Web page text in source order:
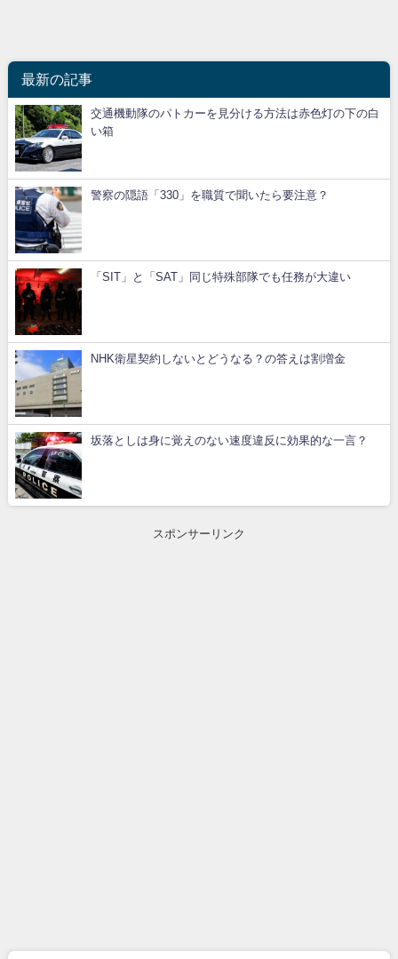
最新の記事
交通機動隊のパトカーを見分ける方法は赤色灯の下の白
い箱
警察の隠語「330」を職質で聞いたら要注意？
「SIT」と「SAT」同じ特殊部隊でも任務が大違い
NHK衛星契約しないとどうなる？の答えは割増金
坂落としは身に覚えのない速度違反に効果的な一言？
スポンサーリンク